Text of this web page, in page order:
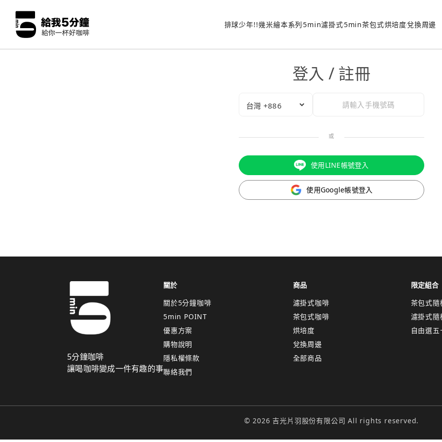
排球少年!!幾米繪本系列5min濾掛式5min茶包式烘培度兌換周邊
登入 / 註冊
或
使用LINE帳號登入
使用Google帳號登入
5分鐘咖啡
讓喝咖啡變成一件有趣的事
關於
關於5分鐘咖啡
5min POINT
優惠方案
購物說明
隱私權條款
聯絡我們
商品
濾掛式咖啡
茶包式咖啡
烘培度
兌換周邊
全部商品
限定組合
茶包式隨
濾掛式隨
自由選
© 2026 吉光片羽股份有限公司 All rights reserved.
點擊確認後，我們會將認證碼透過簡訊傳送至
驗證碼已成功發送至您的手機門號！
關閉